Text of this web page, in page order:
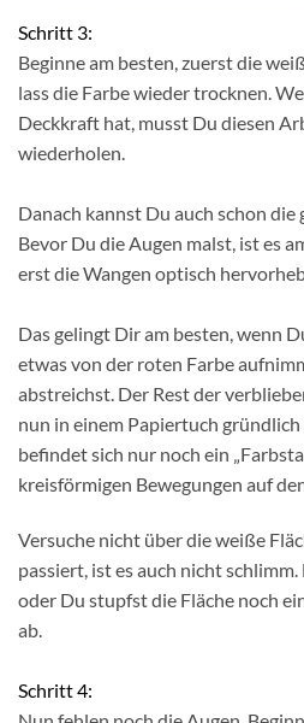
Schritt 3:
Beginne am besten, zuerst die
lass die Farbe wieder trocknen.
Deckkraft hat, musst Du diesen
wiederholen.
Danach kannst Du auch schon die
Bevor Du die Augen malst, ist es
erst die Wangen optisch
Das gelingt Dir am besten, wenn
etwas von der roten Farbe
abstreichst. Der Rest der
nun in einem Papiertuch
befindet sich nur noch ein
kreisförmigen Bewegungen auf
Versuche nicht über die weiße
passiert, ist es auch nicht schlimm.
oder Du stupfst die Fläche noch
ab.
Schritt 4: